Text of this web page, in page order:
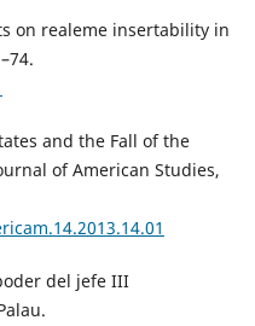
on realeme insertability in
and the Fall of the
of American Studies,
del jefe III